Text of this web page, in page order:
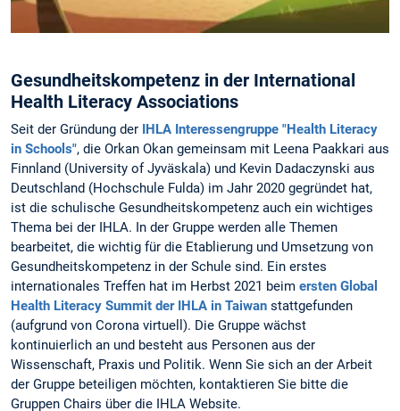
Gesundheitskompetenz in der International
Health Literacy Associations
Seit der Gründung der IHLA Interessengruppe "Health Literacy
in Schools", die Orkan Okan gemeinsam mit Leena Paakkari aus
Finnland (University of Jyväskala) und Kevin Dadaczynski aus
Deutschland (Hochschule Fulda) im Jahr 2020 gegründet hat,
ist die schulische Gesundheitskompetenz auch ein wichtiges
Thema bei der IHLA. In der Gruppe werden alle Themen
bearbeitet, die wichtig für die Etablierung und Umsetzung von
Gesundheitskompetenz in der Schule sind. Ein erstes
internationales Treffen hat im Herbst 2021 beim ersten Global
Health Literacy Summit der IHLA in Taiwan stattgefunden
(aufgrund von Corona virtuell). Die Gruppe wächst
kontinuierlich an und besteht aus Personen aus der
Wissenschaft, Praxis und Politik. Wenn Sie sich an der Arbeit
der Gruppe beteiligen möchten, kontaktieren Sie bitte die
Gruppen Chairs über die IHLA Website.